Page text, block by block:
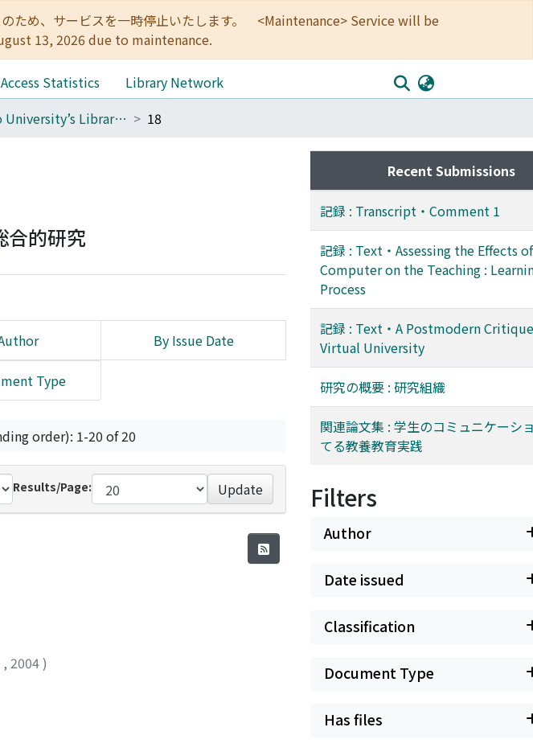
ため、サービスを一時停止いたします。 <Maintenance> Service will be
13, 2026 due to maintenance.
Access Statistics
Library Network
Kyoto University’s Library of Higher Education Research 18
合的研究
By Issue Date
Type
order): 1-20 of 20
Results/Page: Update
, 2004)
Recent Submissions
記録 : Transcript・Comment 1
記録 : Text・Assessing the Effects of
Computer on the Teaching :
Process
記録 : Text・A Postmodern
Virtual University
研究の概要 : 研究組織
関連論文集 : 学生のコミュニケーシ
てる教養教育実践
Filters
Author
Date issued
Classification
Document Type
Has files